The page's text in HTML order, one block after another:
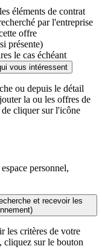
éléments de contrat
par l'entreprise
offre
présente)
le cas échéant
vous intéressent
ou depuis le détail
la ou les offres de
cliquer sur l'icône
personnel,
et recevoir les
les critères de votre
cliquez sur le bouton